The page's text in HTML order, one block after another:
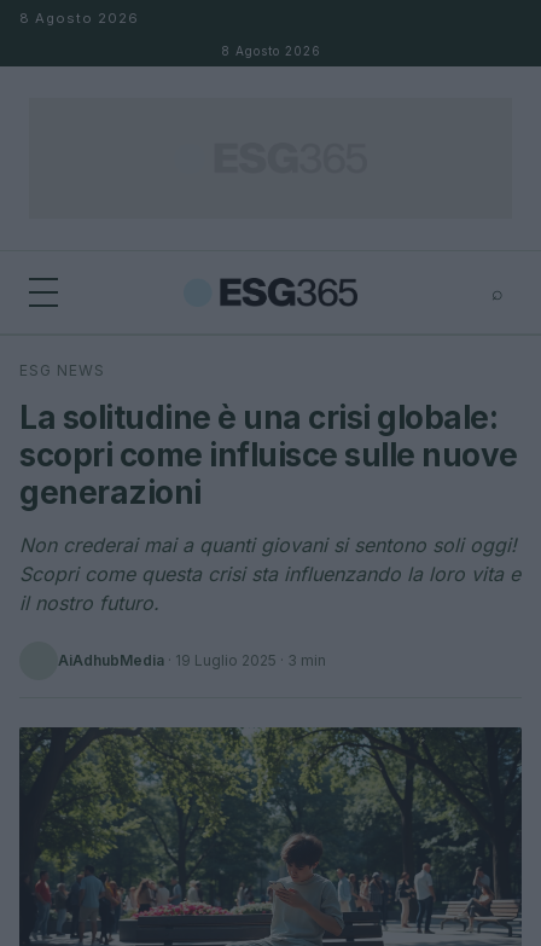
Salta al contenuto
8 Agosto 2026
8 Agosto 2026
⌕
Cerca
ESG NEWS
La solitudine è una crisi globale:
scopri come influisce sulle nuove
generazioni
Non crederai mai a quanti giovani si sentono soli oggi!
Scopri come questa crisi sta influenzando la loro vita e
il nostro futuro.
AiAdhubMedia · 19 Luglio 2025 · 3 min